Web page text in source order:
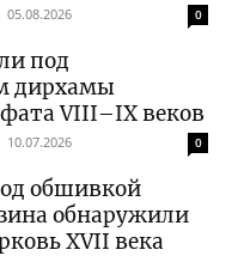
05.08.2026 0
под
дирхамы
VIII–IX веков
10.07.2026 0
обшивкой
обнаружили
XVII века